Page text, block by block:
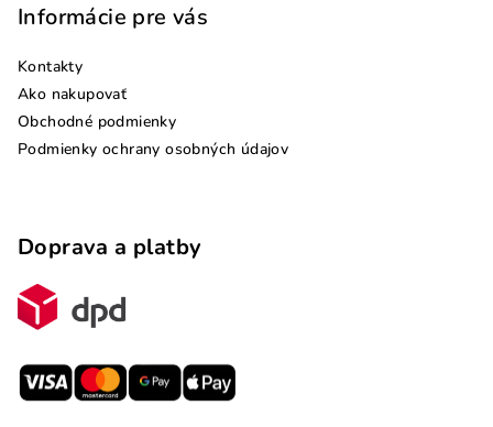
Informácie pre vás
Kontakty
Ako nakupovať
Obchodné podmienky
Podmienky ochrany osobných údajov
Doprava a platby